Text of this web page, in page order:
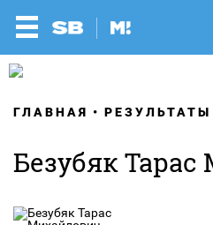
ГЛАВНАЯ РЕЗУЛЬТАТЫ
Безубяк